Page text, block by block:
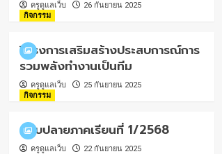
ครูดูแลเว็บ 26 กันยายน 2025
กิจกรรม
โครงการเสริมสร้างประสบการณ์การ
รวมพลังทำงานเป็นทีม
ครูดูแลเว็บ 25 กันยายน 2025
กิจกรรม
สอบปลายภาคเรียนที่ 1/2568
ครูดูแลเว็บ 22 กันยายน 2025